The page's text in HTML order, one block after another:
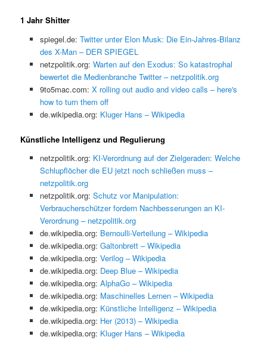
1 Jahr Shitter
spiegel.de: Twitter unter Elon Musk: Die Ein-Jahres-Bilanz
des X-Man – DER SPIEGEL
netzpolitik.org: Warten auf den Exodus: So katastrophal
bewertet die Medienbranche Twitter – netzpolitik.org
9to5mac.com: X rolling out audio and video calls – here's
how to turn them off
de.wikipedia.org: Kluger Hans – Wikipedia
Künstliche Intelligenz und Regulierung
netzpolitik.org: KI-Verordnung auf der Zielgeraden: Welche
Schlupflöcher die EU jetzt noch schließen muss –
netzpolitik.org
netzpolitik.org: Schutz vor Manipulation:
Verbraucherschützer fordern Nachbesserungen an KI-
Verordnung – netzpolitik.org
de.wikipedia.org: Bernoulli-Verteilung – Wikipedia
de.wikipedia.org: Galtonbrett – Wikipedia
de.wikipedia.org: Verilog – Wikipedia
de.wikipedia.org: Deep Blue – Wikipedia
de.wikipedia.org: AlphaGo – Wikipedia
de.wikipedia.org: Maschinelles Lernen – Wikipedia
de.wikipedia.org: Künstliche Intelligenz – Wikipedia
de.wikipedia.org: Her (2013) – Wikipedia
de.wikipedia.org: Kluger Hans – Wikipedia